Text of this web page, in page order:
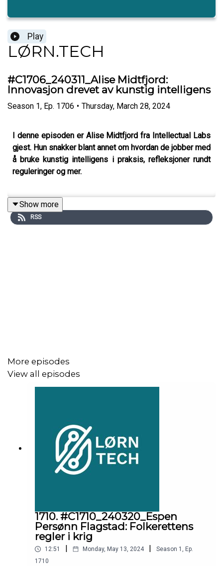
Play
LØRN.TECH
#C1706_240311_Alise Midtfjord:
Innovasjon drevet av kunstig intelligens
Season 1, Ep. 1706 • Thursday, March 28, 2024
I denne episoden er Alise Midtfjord fra Intellectual Labs
gjest. Hun snakker blant annet om hvordan de jobber med
å bruke kunstig intelligens i praksis, refleksjoner rundt
reguleringer og mer.
Show more
RSS
More episodes
View all episodes
1710. #C1710_240320_Espen
Persønn Flagstad: Folkerettens
regler i krig
12:51 | Monday, May 13, 2024 | Season 1 , Ep.
1710